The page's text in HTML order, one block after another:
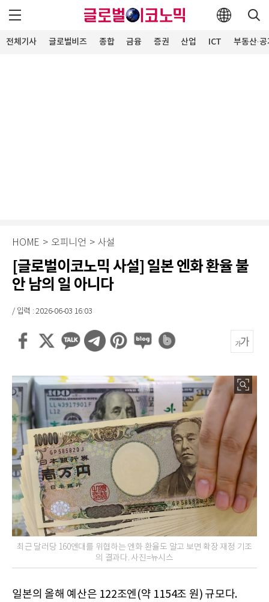
전체기사 글로벌비즈 종합 금융 증권 산업 ICT 부동산·
HOME > 오피니언 > 사설
[글로벌이코노믹 사설] 일본 엔화 환율 불
안 남의 일 아니다
/ 입력 : 2026-06-03 16:03
최근 달러당 160엔대를 위협하는 엔화 환율도 알고 보면 확장 재정 기조
의 결과다. 사진=뉴시스
일본의 올해 예산은 122조엔(약 1154조 원) 규모다.